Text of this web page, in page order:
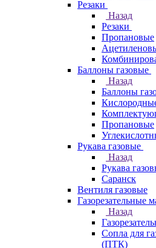
Резаки
Назад
Резаки
Пропановые
Баллоны газовые
Назад
Баллоны
Пропановые
Рукава газовые
Назад
Рукава
Саранск
Вентиля газовые
Газорезательные
Назад
Сопла для
(ПТК)